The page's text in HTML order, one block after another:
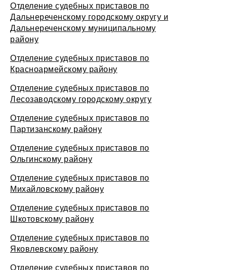
Отделение судебных приставов по
Дальнереченскому городскому округу и
Дальнереченскому муниципальному
району
Отделение судебных приставов по
Красноармейскому району
Отделение судебных приставов по
Лесозаводскому городскому округу
Отделение судебных приставов по
Партизанскому району
Отделение судебных приставов по
Ольгинскому району
Отделение судебных приставов по
Михайловскому району
Отделение судебных приставов по
Шкотовскому району
Отделение судебных приставов по
Яковлевскому району
Отделение судебных приставов по